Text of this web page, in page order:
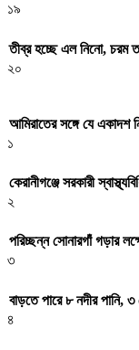
১৯
তীব্র হচ্ছে এল নিনো, চরম
২০
আমিরাতের সঙ্গে যে একাদশ
১
কেরানীগঞ্জে সরকারী
২
পরিচ্ছন্ন সোনারগাঁ গড়ার
৩
বাড়তে পারে ৮ নদীর পানি,
৪